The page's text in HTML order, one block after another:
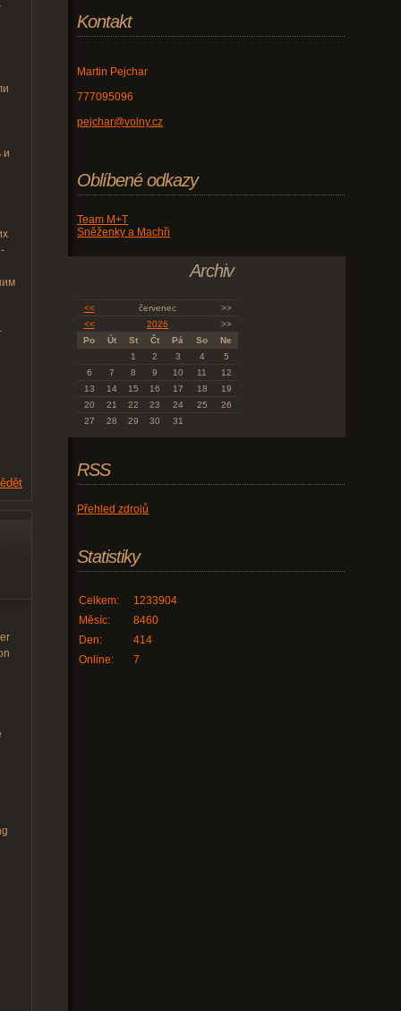
и
Kontakt
Martin Pejchar
777095096
pejchar@volny.cz
Oblíbené odkazy
Team M+T
Sněženky a Machři
Archiv
<< červenec
>>
<<
2026
>>
Po
Út St Čt Pá So
Ne
1
2 3 4
5
6
7 8 9 10 11
12
13
14 15 16 17 18
19
20
21 22 23 24 25
26
27
28 29 30 31
RSS
Přehled zdrojů
Statistiky
Online: 7
Celkem:
1233904
Měsíc:
8460
Den:
414